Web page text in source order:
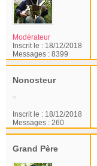
Modérateur
Inscrit le : 18/12/2018
Messages : 8399
Nonosteur
Inscrit le : 18/12/2018
Messages : 260
Grand Père